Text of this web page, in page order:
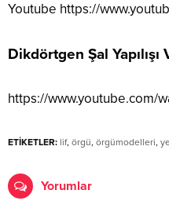
Youtube https://
Dikdörtgen Şal
https://www.youtube.com/
ETİKETLER: lif, örgü, örgümodelleri,
Yorumlar